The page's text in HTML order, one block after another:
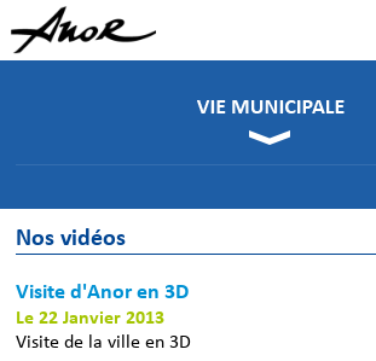
Nos vidéos
Visite d'Anor en 3D
Le 22 Janvier 2013
Visite de la ville en 3D